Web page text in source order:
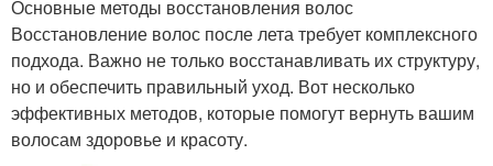
Основные методы восстановления волос
Восстановление волос после лета требует комплексного
подхода. Важно не только восстанавливать их структуру,
но и обеспечить правильный уход. Вот несколько
эффективных методов, которые помогут вернуть вашим
волосам здоровье и красоту.